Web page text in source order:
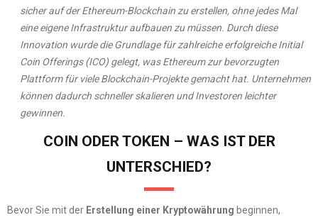
sicher auf der Ethereum-Blockchain zu erstellen, ohne jedes Mal
eine eigene Infrastruktur aufbauen zu müssen. Durch diese
Innovation wurde die Grundlage für zahlreiche erfolgreiche Initial
Coin Offerings (ICO) gelegt, was Ethereum zur bevorzugten
Plattform für viele Blockchain-Projekte gemacht hat. Unternehmen
können dadurch schneller skalieren und Investoren leichter
gewinnen.
COIN ODER TOKEN – WAS IST DER
UNTERSCHIED?
Bevor Sie mit der Erstellung einer Kryptowährung beginnen,